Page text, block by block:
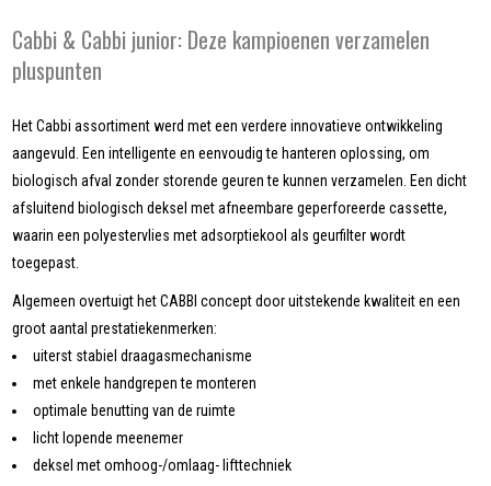
Cabbi & Cabbi junior: Deze kampioenen verzamelen
pluspunten
Het Cabbi assortiment werd met een verdere innovatieve ontwikkeling
aangevuld. Een intelligente en eenvoudig te hanteren oplossing, om
biologisch afval zonder storende geuren te kunnen verzamelen. Een dicht
afsluitend biologisch deksel met afneembare geperforeerde cassette,
waarin een polyestervlies met adsorptiekool als geurfilter wordt
toegepast.
Algemeen overtuigt het CABBI concept door uitstekende kwaliteit en een
groot aantal prestatiekenmerken:
uiterst stabiel draagasmechanisme
met enkele handgrepen te monteren
optimale benutting van de ruimte
licht lopende meenemer
deksel met omhoog-/omlaag- lifttechniek